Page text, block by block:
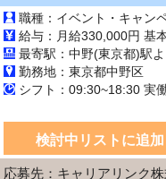
職種：イベント・キャン
最寄駅：中野(東京都)駅
勤務地：東京都中野区
検討中リストに追加
応募先：キャリアリンク